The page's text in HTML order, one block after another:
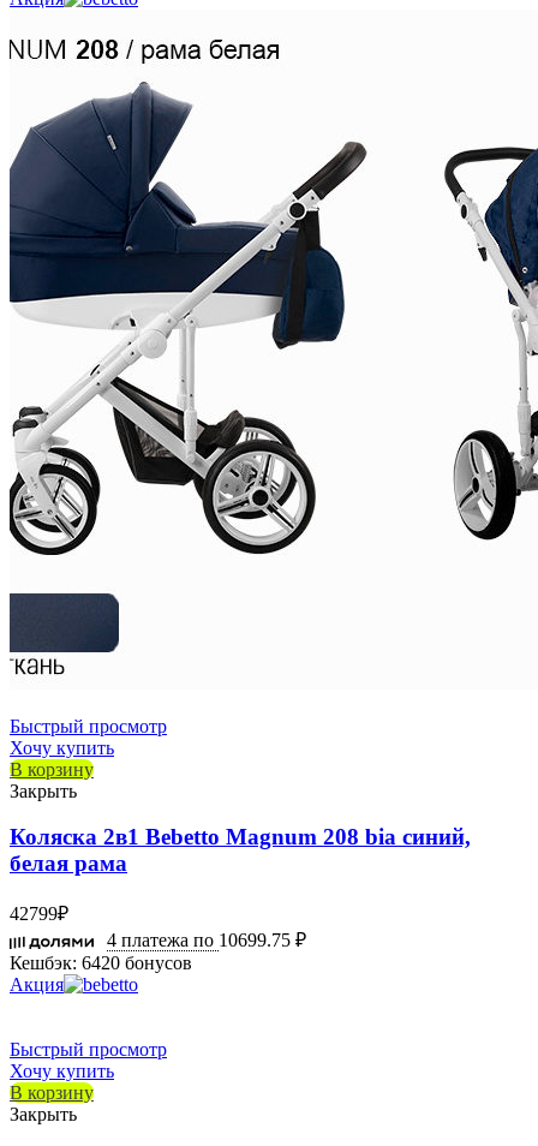
Быстрый просмотр
Хочу купить
В корзину
Закрыть
Коляска 2в1 Bebetto Magnum 208 bia синий,
белая рама
42799₽
4 платежа по 10699.75 ₽
Кешбэк: 6420 бонусов
Акция
Быстрый просмотр
Хочу купить
В корзину
Закрыть